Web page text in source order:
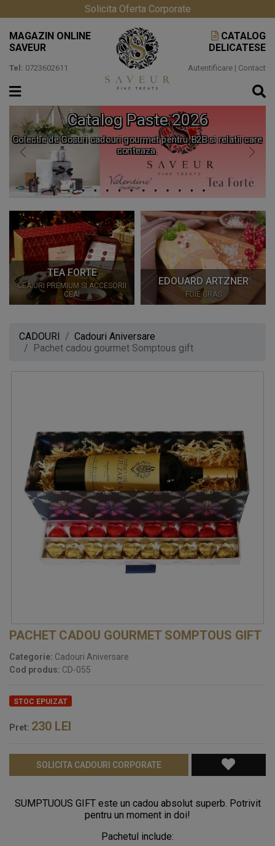
Solicita Oferta Corporate
MAGAZIN ONLINE
SAVEUR
Tel: 0723602611
CATALOG
DELICATESE
Autentificare | Contact
Catalog Paste 2026
Colectie de Cosuri cadouri gourmet pentru B2B si relatii care
conteaza.
TEA FORTE
CEAIURI PREMIUM SI ACCESORII
CEAI
EDOUARD ARTZNER
FOIE GRAS
CADOURI
Cadouri Aniversare
Pachet cadou gourmet Somptous gift
PACHET CADOU GOURMET SOMPTOUS GIFT
Categorie: Cadouri Aniversare
Cod produs: CD-055
STOC EPUIZAT
Pret: 230 LEI
SOLICITA CADOURI CORPORATE
SUMPTUOUS GIFT este un cadou absolut superb. Potrivit
pentru un moment in doi!
Pachetul include: